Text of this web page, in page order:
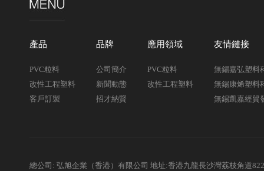
產品
PVC粒料
改性工程塑料
客戶訂製
品牌
公司簡介
新聞動態
招才納賢
應用領域
PVC粒料
改性工程塑料
友情鏈接
無錫嘉弘塑料
無錫康烯塑料
無錫凱嘉經貿
總公司: 弘旭企業（香港）有限公司 地址:香港九龍長沙灣荔枝角道